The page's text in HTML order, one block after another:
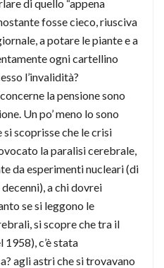
di quello “appena
fosse cieco, riusciva
a potare le piante e a
ogni cartellino
l’invalidità?
la pensione sono
Un po’ meno lo sono
si scoprisse che le crisi
la paralisi cerebrale,
da esperimenti nucleari (di
a chi dovrei
se si leggono le
si scopre che tra il
1958), c’è stata
agli astri che si trovavano